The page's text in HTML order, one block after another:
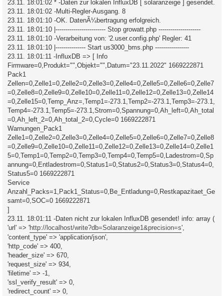
23.11. 18:01:02 * -Daten zur lokalen InfluxDB [ solaranzeige ] gesendet.
23.11. 18:01:02 -Multi-Regler-Ausgang. 8
23.11. 18:01:10 -OK. DatenÃ¼bertragung erfolgreich.
23.11. 18:01:10 |------------------------- Stop growatt.php ---------------------
23.11. 18:01:10 -Verarbeitung von: '2.user.config.php' Regler: 41
23.11. 18:01:10 |--------------- Start us3000_bms.php -----------------
23.11. 18:01:11 -InfluxDB => [ Info
Firmware=0,Produkt="",Objekt="",Datum="23.11.2022" 1669222871
Pack1
Zellen=0,Zelle1=0,Zelle2=0,Zelle3=0,Zelle4=0,Zelle5=0,Zelle6=0,Zelle7
=0,Zelle8=0,Zelle9=0,Zelle10=0,Zelle11=0,Zelle12=0,Zelle13=0,Zelle14
=0,Zelle15=0,Temp_Anz=,Temp1=-273.1,Temp2=-273.1,Temp3=-273.1,
Temp4=-273.1,Temp5=-273.1,Strom=0,Spannung=0,Ah_left=0,Ah_total
=0,Ah_left_2=0,Ah_total_2=0,Cycle=0 1669222871
Warnungen_Pack1
Zelle1=0,Zelle2=0,Zelle3=0,Zelle4=0,Zelle5=0,Zelle6=0,Zelle7=0,Zelle8
=0,Zelle9=0,Zelle10=0,Zelle11=0,Zelle12=0,Zelle13=0,Zelle14=0,Zelle1
5=0,Temp1=0,Temp2=0,Temp3=0,Temp4=0,Temp5=0,Ladestrom=0,Sp
annung=0,Entladestrom=0,Status1=0,Status2=0,Status3=0,Status4=0,
Status5=0 1669222871
Service
Anzahl_Packs=1,Pack1_Status=0,Be_Entladung=0,Restkapazitaet_Ge
samt=0,SOC=0 1669222871
]
23.11. 18:01:11 -Daten nicht zur lokalen InfluxDB gesendet! info: array (
'url' => 'http://localhost/write?db=Solaranzeige1&precision=s',
'content_type' => 'application/json',
'http_code' => 400,
'header_size' => 670,
'request_size' => 934,
'filetime' => -1,
'ssl_verify_result' => 0,
'redirect_count' => 0,